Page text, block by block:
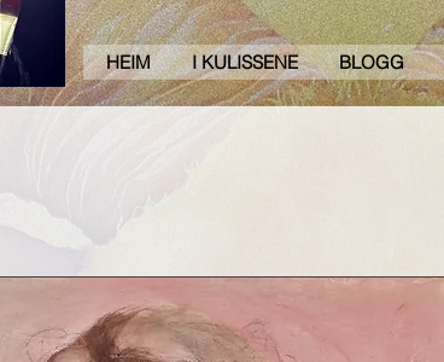
HEIM I KULISSENE BLOGG